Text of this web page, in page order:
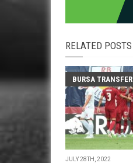
RELATED POSTS
BURSA TRANSFER
JULY 28TH, 2022